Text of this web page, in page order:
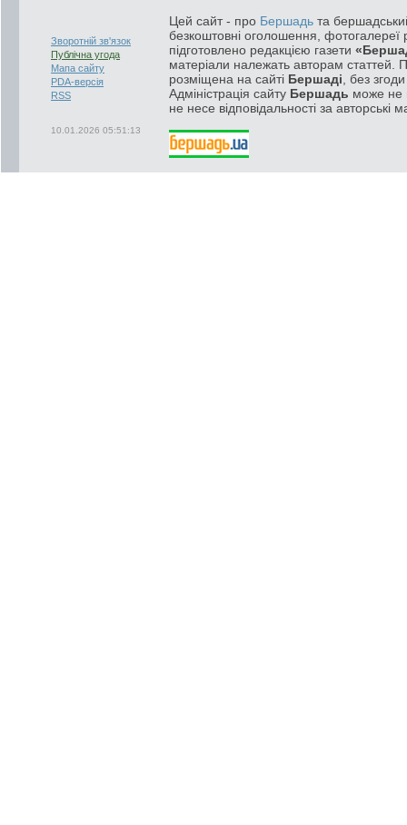
Зворотній зв'язок
Публічна угода
Мапа сайту
PDA-версія
RSS
10.01.2026 05:51:13
Цей сайт - про Бершадь та
безкоштовні оголошення, фотогалереї
підготовлено редакцією газети
матеріали належать авторам статтей.
розміщена на сайті Бершаді , без
Адміністрація сайту Бершадь може не
не несе відповідальності за авторські